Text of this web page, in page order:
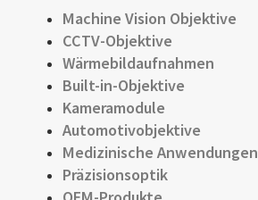
Machine Vision Objektive
CCTV-Objektive
Wärmebildaufnahmen
Built-in-Objektive
Kameramodule
Automotivobjektive
Medizinische Anwendungen
Präzisionsoptik